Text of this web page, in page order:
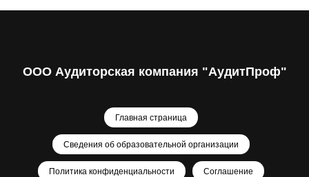
ООО Аудиторская компания "АудитПроф"
Главная страница
Сведения об образовательной организации
Политика конфиденциальности Соглашение